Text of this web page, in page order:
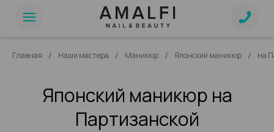
Главная / Наши мастера / Маникюр / Японский маникюр / на
Японский маникюр на
Партизанской